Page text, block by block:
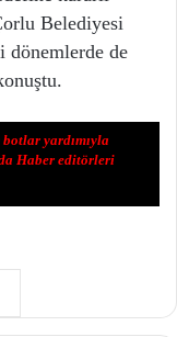
Belediyesi
dönemlerde de
yardımıyla
Haber editörleri